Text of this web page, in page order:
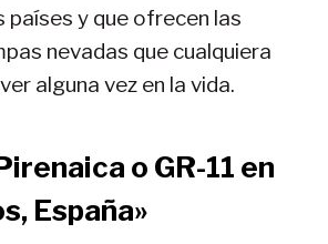
y que ofrecen las
nevadas que cualquiera
alguna vez en la vida.
o GR-11 en
España»